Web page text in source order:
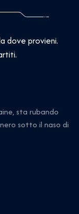
dove provieni.
sta rubando
sotto il naso di